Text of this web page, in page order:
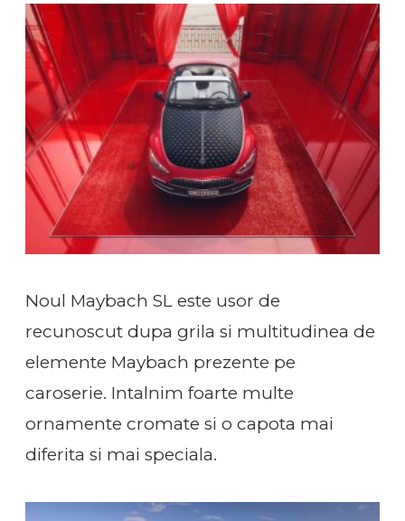
Noul Maybach SL este usor de
recunoscut dupa grila si multitudinea de
elemente Maybach prezente pe
caroserie. Intalnim foarte multe
ornamente cromate si o capota mai
diferita si mai speciala.